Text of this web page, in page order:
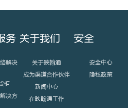
务
解决
柜
决方
关于我们
关于映翰通
成为渠道合作伙伴
新闻中心
在映翰通工作
安全
安全中心
隐私政策